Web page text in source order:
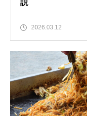
説
2026.03.12